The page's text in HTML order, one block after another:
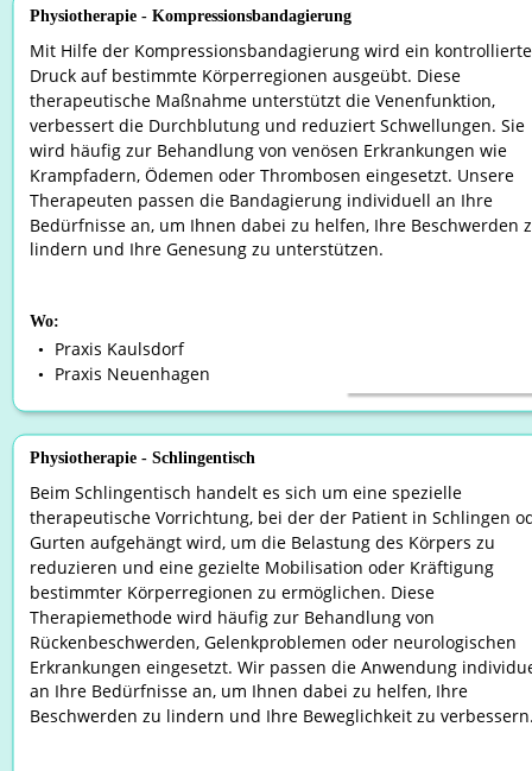
Physiotherapie - Kompressionsbandagierung
Mit Hilfe der Kompressionsbandagierung wird ein
Druck auf bestimmte Körperregionen ausgeübt. Diese
therapeutische Maßnahme unterstützt die Venenfunktion,
verbessert die Durchblutung und reduziert Schwellungen. Sie
wird häufig zur Behandlung von venösen Erkrankungen wie
Krampfadern, Ödemen oder Thrombosen eingesetzt. Unsere
Therapeuten passen die Bandagierung individuell an Ihre
Bedürfnisse an, um Ihnen dabei zu helfen, Ihre Beschwerden
lindern und Ihre Genesung zu unterstützen.
Wo:
•
Praxis Kaulsdorf
• Praxis Neuenhagen
Physiotherapie - Schlingentisch
Beim Schlingentisch handelt es sich um eine spezielle
therapeutische Vorrichtung, bei der der Patient in Schlingen
Gurten aufgehängt wird, um die Belastung des Körpers zu
reduzieren und eine gezielte Mobilisation oder Kräftigung
bestimmter Körperregionen zu ermöglichen. Diese
Therapiemethode wird häufig zur Behandlung von
Rückenbeschwerden, Gelenkproblemen oder neurologischen
Erkrankungen eingesetzt. Wir passen die Anwendung
an Ihre Bedürfnisse an, um Ihnen dabei zu helfen, Ihre
Beschwerden zu lindern und Ihre Beweglichkeit zu